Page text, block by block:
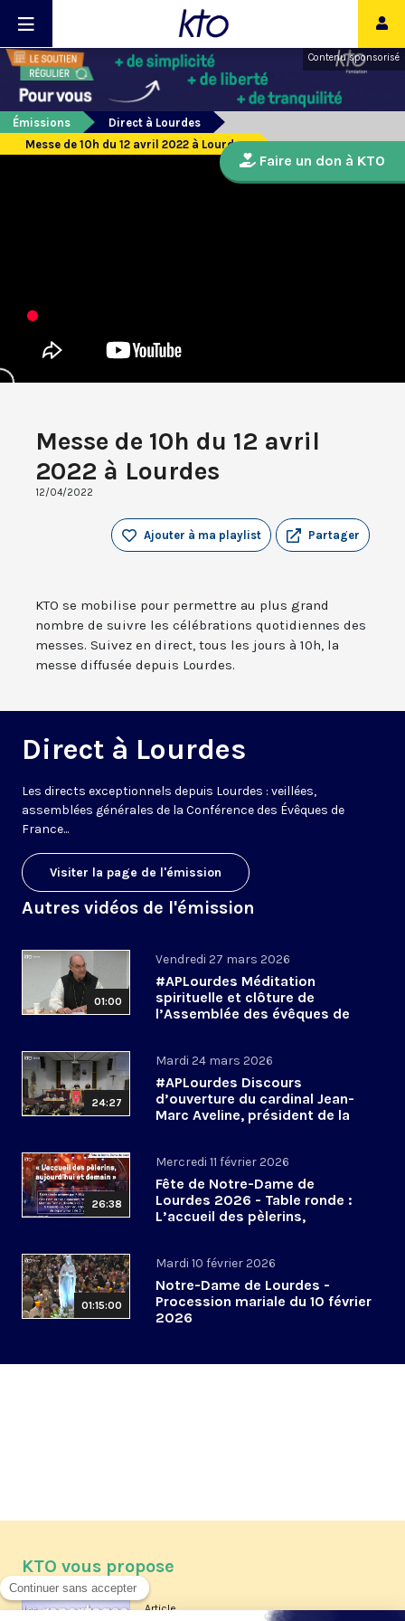
Contenu sponsorisé
Émissions
Direct à Lourdes
Messe de 10h du 12 avril 2022 à Lourdes
Messe de 10h du 12 avril
2022 à Lourdes
12/04/2022
Partager
Ajouter à ma playlist
KTO se mobilise pour permettre au plus grand
nombre de suivre les célébrations quotidiennes des
messes. Suivez en direct, tous les jours à 10h, la
messe diffusée depuis Lourdes.
Direct à Lourdes
Les directs exceptionnels depuis Lourdes : veillées,
assemblées générales de la Conférence des Évêques de
France...
Visiter la page de l'émission
Autres vidéos de l'émission
01:00
Vendredi 27 mars 2026
#APLourdes Méditation
spirituelle et clôture de
l’Assemblée des évêques de
24:27
Mardi 24 mars 2026
#APLourdes Discours
d’ouverture du cardinal Jean-
Marc Aveline, président de la
26:38
Mercredi 11 février 2026
Fête de Notre-Dame de
Lourdes 2026 - Table ronde :
L’accueil des pèlerins,
01:15:00
Mardi 10 février 2026
Notre-Dame de Lourdes -
Procession mariale du 10 février
2026
Faire un don à KTO
KTO vous propose
Article